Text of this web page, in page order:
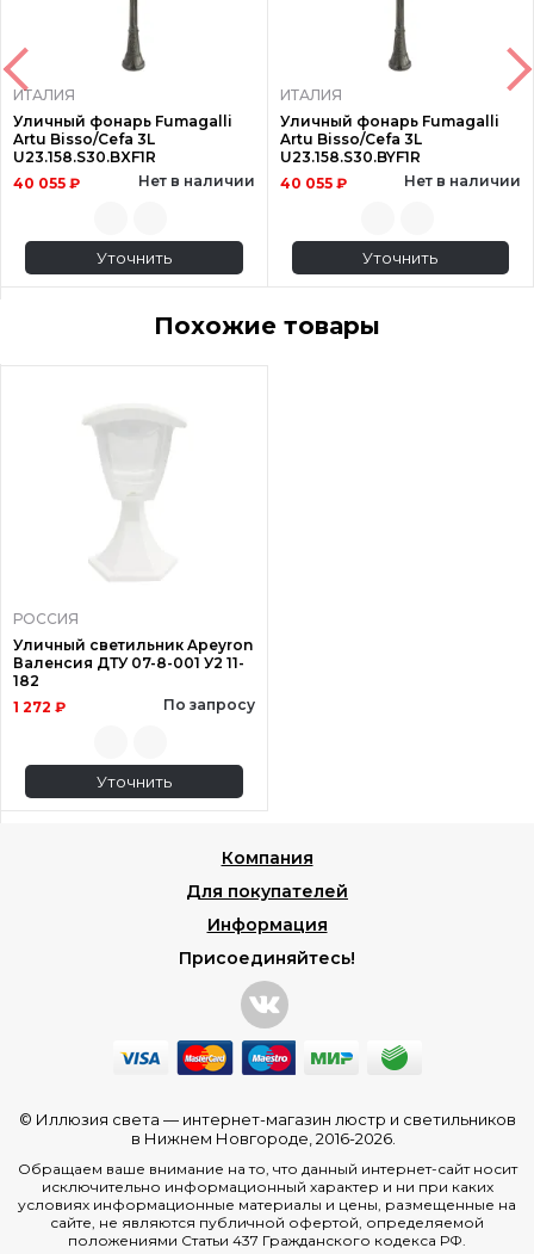
ИТАЛИЯ
Уличный фонарь Fumagalli
Artu Bisso/Cefa 3L
U23.158.S30.BXF1R
40 055 ₽
Нет в наличии
Уточнить
ИТАЛИЯ
Уличный фонарь Fumagalli
Artu Bisso/Cefa 3L
U23.158.S30.BYF1R
40 055 ₽
Нет в наличии
Уточнить
Похожие товары
РОССИЯ
Уличный светильник Apeyron
Валенсия ДТУ 07-8-001 У2 11-
182
1 272 ₽
По запросу
Уточнить
Компания
Для покупателей
Информация
Присоединяйтесь!
© Иллюзия света — интернет-магазин люстр и светильников
в Нижнем Новгороде , 2016-2026.
Обращаем ваше внимание на то, что данный интернет-сайт носит
исключительно информационный характер и ни при каких
условиях информационные материалы и цены, размещенные на
сайте, не являются публичной офертой, определяемой
положениями Статьи 437 Гражданского кодекса РФ.